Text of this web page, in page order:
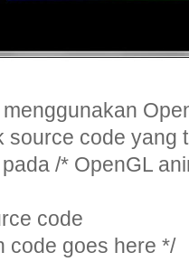
source code yang
/* OpenGL
code
code goes here */